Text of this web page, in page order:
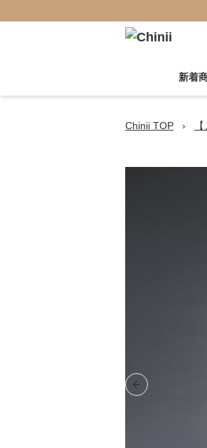
新着
Chinii TOP ›
Previous slide